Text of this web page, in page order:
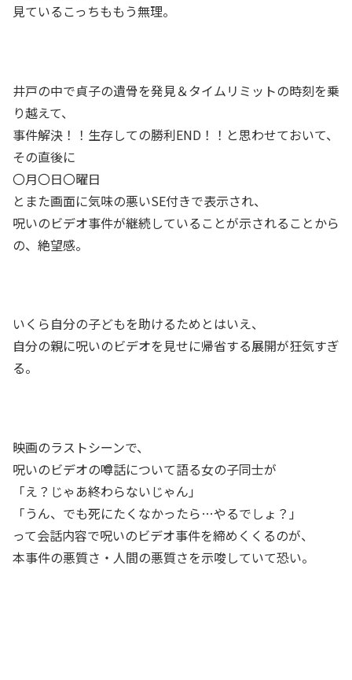
見ているこっちももう無理。
井戸の中で貞子の遺骨を発見＆タイムリミットの時刻を乗
り越えて、
事件解決！！生存しての勝利END！！と思わせておいて、
その直後に
〇月〇日〇曜日
とまた画面に気味の悪いSE付きで表示され、
呪いのビデオ事件が継続していることが示されることから
の、絶望感。
いくら自分の子どもを助けるためとはいえ、
自分の親に呪いのビデオを見せに帰省する展開が狂気すぎ
る。
映画のラストシーンで、
呪いのビデオの噂話について語る女の子同士が
「え？じゃあ終わらないじゃん」
「うん、でも死にたくなかったら…やるでしょ？」
って会話内容で呪いのビデオ事件を締めくくるのが、
本事件の悪質さ・人間の悪質さを示唆していて恐い。